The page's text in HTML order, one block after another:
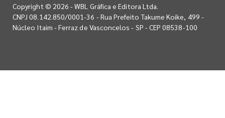
Copyright © 2026 - WBL Gráfica e Editora Ltda.
CNPJ 08.142.850/0001-36 - Rua Prefeito Takume Koike, 499 -
Núcleo Itaim - Ferraz de Vasconcelos - SP - CEP 08538-100